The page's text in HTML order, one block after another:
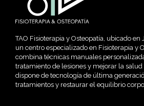
TAO Fisioterapia y Osteopatía, ubicado en
un centro especializado en Fisioterapia y
combina técnicas manuales
tratamiento de lesiones y mejorar la
dispone de tecnología de última
tratamientos y restaurar el equilibrio